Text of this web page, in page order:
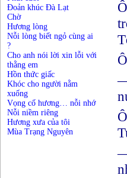
Đoản khúc Đà Lạt
Chờ
Hương lòng
Nỗi lòng biết ngỏ cùng ai
?
Cho anh nói lời xin lỗi với
thằng em
Hồn thức giấc
Khóc cho người nằm
xuống
Vọng cố hương… nỗi nhớ
Nỗi niềm riêng
Hương xưa của tôi
Mùa Trạng Nguyên